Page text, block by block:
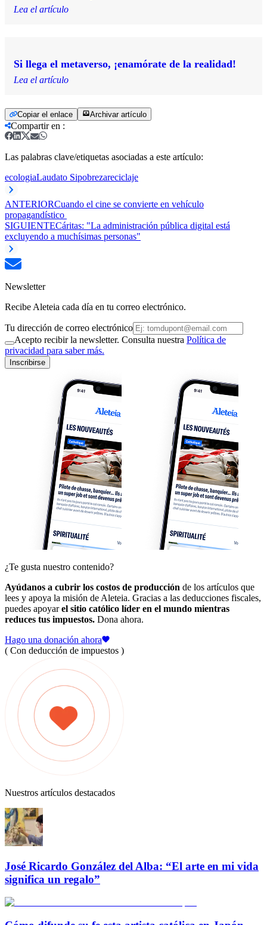
Lea el artículo
Si llega el metaverso, ¡enamórate de la realidad!
Lea el artículo
Copiar el enlace Archivar artículo
Compartir en :
Las palabras clave/etiquetas asociadas a este artículo:
ecologiaLaudato Sipobrezareciclaje
ANTERIORCuando el cine se convierte en vehículo
propagandístico
SIGUIENTECáritas: "La administración pública digital está
excluyendo a muchísimas personas"
Newsletter
Recibe Aleteia cada día en tu correo electrónico.
Tu dirección de correo electrónico
Acepto recibir la newsletter. Consulta nuestra Política de
privacidad para saber más.
Inscribirse
¿Te gusta nuestro contenido?
Ayúdanos a cubrir los costos de producción de los artículos que
lees y apoya la misión de Aleteia. Gracias a las deducciones fiscales,
puedes apoyarel sitio católico líder en el mundo mientras
reduces tus impuestos. Dona ahora.
Hago una donación ahora
( Con deducción de impuestos )
Nuestros artículos destacados
José Ricardo González del Alba: “El arte en mi vida
significa un regalo”